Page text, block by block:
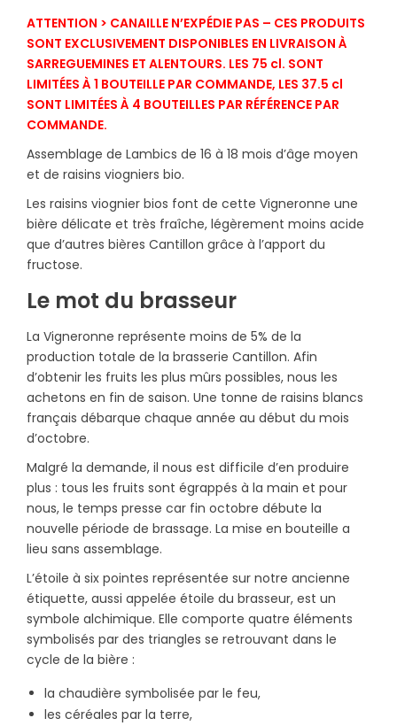
ATTENTION > CANAILLE N’EXPÉDIE PAS – CES PRODUITS
SONT EXCLUSIVEMENT DISPONIBLES EN LIVRAISON À
SARREGUEMINES ET ALENTOURS. LES 75 cl. SONT
LIMITÉES À 1 BOUTEILLE PAR COMMANDE, LES 37.5 cl
SONT LIMITÉES À 4 BOUTEILLES PAR RÉFÉRENCE PAR
COMMANDE.
Assemblage de Lambics de 16 à 18 mois d’âge moyen
et de raisins viogniers bio.
Les raisins viognier bios font de cette Vigneronne une
bière délicate et très fraîche, légèrement moins acide
que d’autres bières Cantillon grâce à l’apport du
fructose.
Le mot du brasseur
La Vigneronne représente moins de 5% de la
production totale de la brasserie Cantillon. Afin
d’obtenir les fruits les plus mûrs possibles, nous les
achetons en fin de saison. Une tonne de raisins blancs
français débarque chaque année au début du mois
d’octobre.
Malgré la demande, il nous est difficile d’en produire
plus : tous les fruits sont égrappés à la main et pour
nous, le temps presse car fin octobre débute la
nouvelle période de brassage. La mise en bouteille a
lieu sans assemblage.
L’étoile à six pointes représentée sur notre ancienne
étiquette, aussi appelée étoile du brasseur, est un
symbole alchimique. Elle comporte quatre éléments
symbolisés par des triangles se retrouvant dans le
cycle de la bière :
la chaudière symbolisée par le feu,
les céréales par la terre,